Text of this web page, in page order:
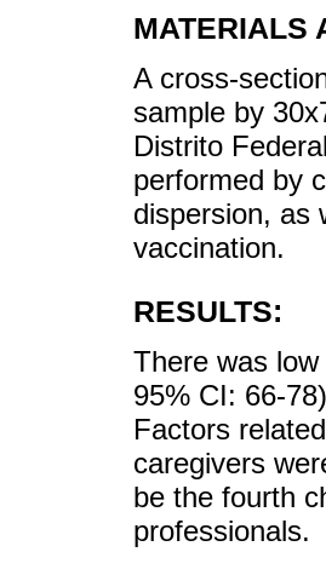
MATERIALS
A cross-
sample by
Distrito
performed by
dispersion, as
vaccination.
RESULTS:
There was
95% CI: 66-
Factors
caregivers
be the fourth
professionals.